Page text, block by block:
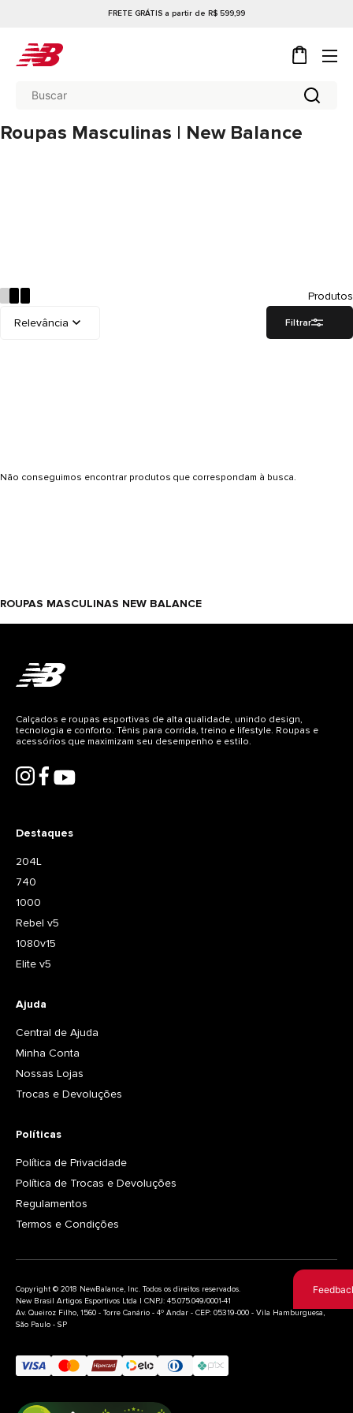
FRETE GRÁTIS a partir de R$ 599,99
Roupas Masculinas | New Balance
Produtos
Filtrar
Não conseguimos encontrar produtos que correspondam à busca.
ROUPAS MASCULINAS NEW BALANCE
Destaques
204L
740
1000
Rebel v5
1080v15
Elite v5
Ajuda
Central de Ajuda
Minha Conta
Nossas Lojas
Trocas e Devoluções
Políticas
Política de Privacidade
Política de Trocas e Devoluções
Regulamentos
Termos e Condições
Calçados e roupas esportivas de alta qualidade, unindo design,
tecnologia e conforto. Tênis para corrida, treino e lifestyle. Roupas e
acessórios que maximizam seu desempenho e estilo.
Copyright © 2018 NewBalance, Inc. Todos os direitos reservados.
New Brasil Artigos Esportivos Ltda | CNPJ: 45.075.049/0001-41
Av. Queiroz Filho, 1560 - Torre Canário - 4º Andar - CEP: 05319-000 - Vila Hamburguesa,
São Paulo - SP